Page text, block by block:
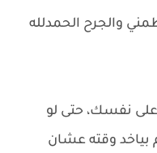
والجرح الحمدلله
نفسك، حتى لو
وقته عشان